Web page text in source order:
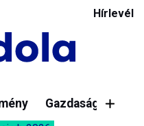
Hírlevél
Gazdaság